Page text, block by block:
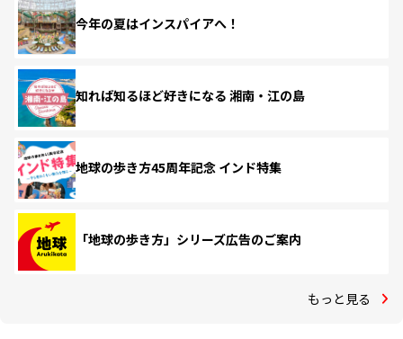
今年の夏はインスパイアへ！
知れば知るほど好きになる 湘南・江の島
地球の歩き方45周年記念 インド特集
「地球の歩き方」シリーズ広告のご案内
もっと見る